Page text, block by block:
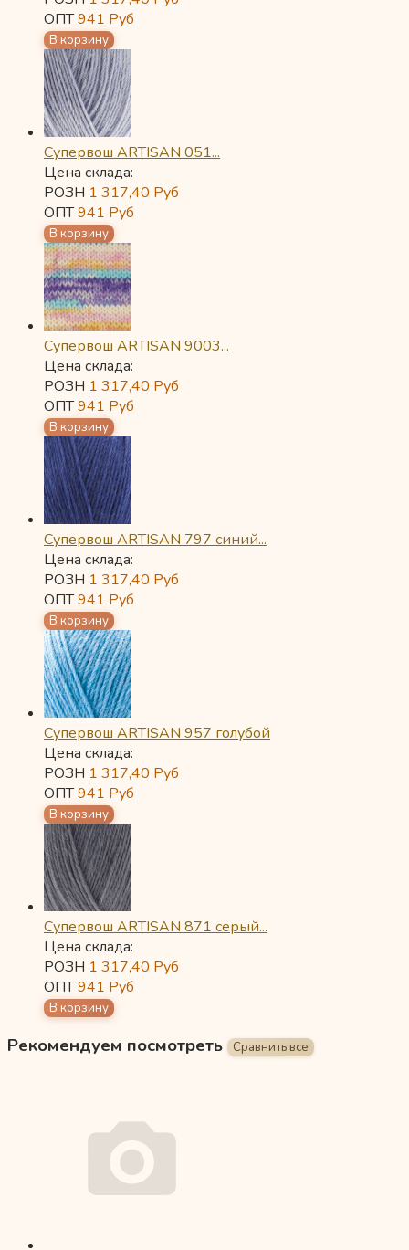
ОПТ941 Руб
Супервош ARTISAN 051...
Цена склада:
РОЗН 1 317,40 Руб
ОПТ941 Руб
Супервош ARTISAN 9003...
Цена склада:
РОЗН 1 317,40 Руб
ОПТ941 Руб
Супервош ARTISAN 797 синий...
Цена склада:
РОЗН 1 317,40 Руб
ОПТ941 Руб
Супервош ARTISAN 957 голубой
Цена склада:
РОЗН 1 317,40 Руб
ОПТ941 Руб
Супервош ARTISAN 871 серый...
Цена склада:
РОЗН 1 317,40 Руб
ОПТ941 Руб
Рекомендуем посмотреть